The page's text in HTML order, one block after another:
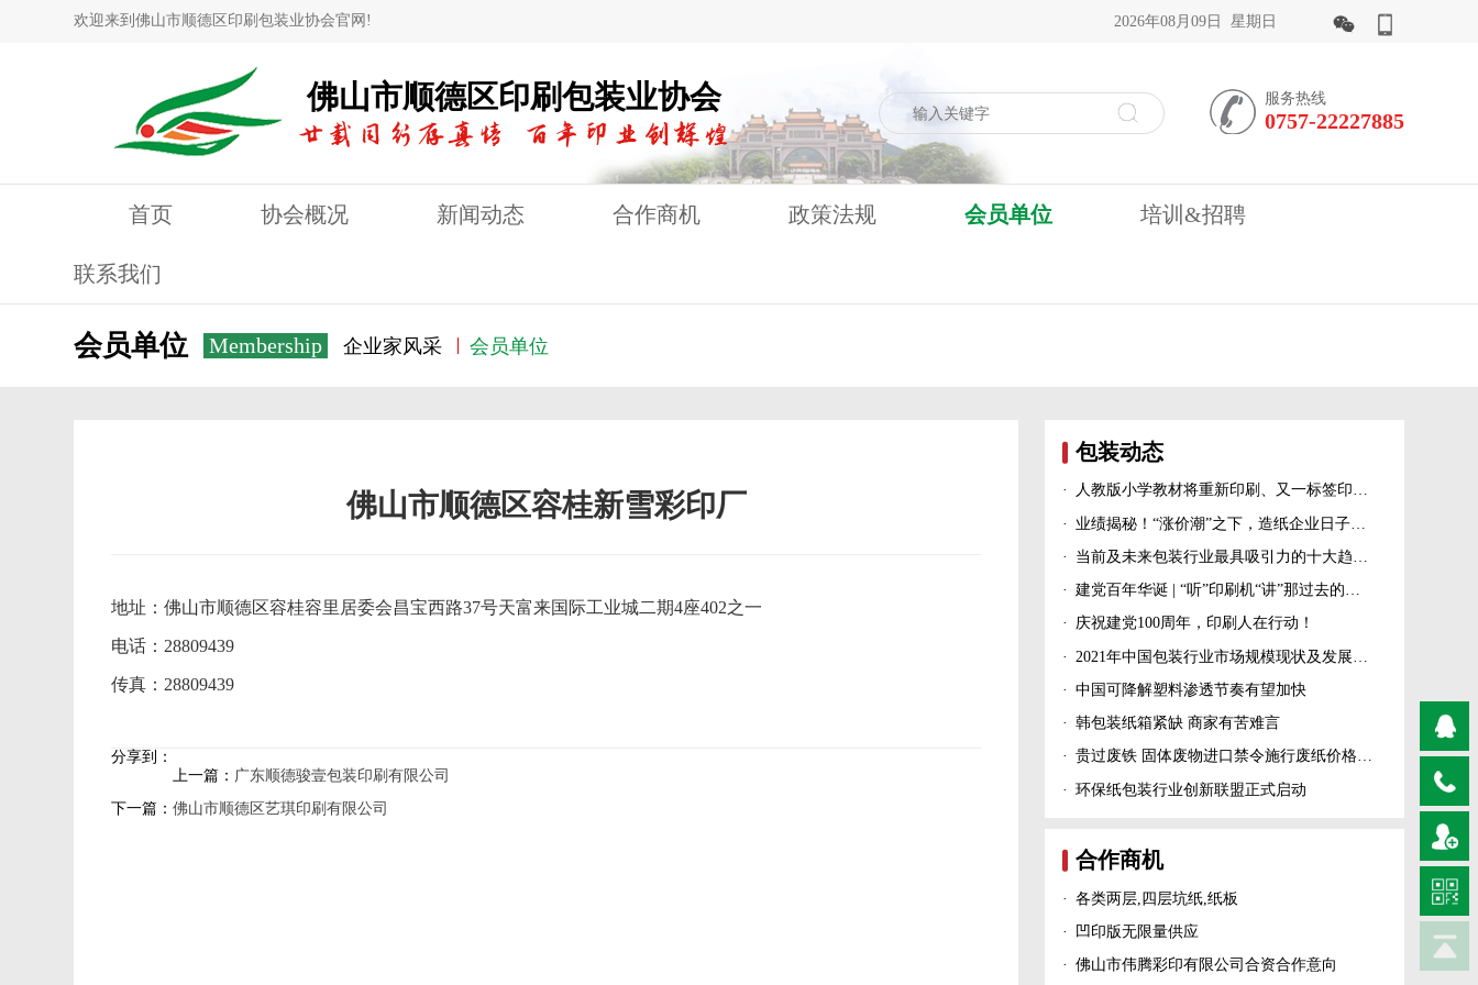
欢迎来到佛山市顺德区印刷包装业协会官网! 2026年08月09日 星期日
佛山市顺德区印刷包装业协会 服务热线
0757-22227885
首页 协会概况 新闻动态 合作商机 政策法规 会员单位 培训&招聘
联系我们
会员单位 Membership 企业家风采 会员单位
佛山市顺德区容桂新雪彩印厂
地址：佛山市顺德区容桂容里居委会昌宝西路37号天富来国际工业城二期4座402之一
电话：28809439
传真：28809439
分享到：
上一篇： 广东顺德骏壹包装印刷有限公司
下一篇：佛山市顺德区艺琪印刷有限公司
包装动态
· 人教版小学教材将重新印刷、又一标签印刷行业展会宣布延期、5家造纸及包装印刷富豪上榜新财富500富人榜......
·
·
· 建党百年华诞 | “听”印刷机“讲”那过去的峥嵘岁月！
· 庆祝建党100周年，印刷人在行动！
·
· 中国可降解塑料渗透节奏有望加快
· 韩包装纸箱紧缺 商家有苦难言
· 贵过废铁 固体废物进口禁令施行废纸价格上涨！
· 环保纸包装行业创新联盟正式启动
合作商机
· 各类两层,四层坑纸,纸板
· 凹印版无限量供应
· 佛山市伟腾彩印有限公司合资合作意向